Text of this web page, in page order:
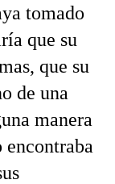
tomado
que su
que su
de una
manera